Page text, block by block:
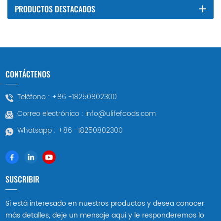
PRODUCTOS DESTACADOS
CONTÁCTENOS
Teléfono : +86 -18250802300
Correo electrónico : info@ulifefoods.com
Whatsapp : +86 -18250802300
SUSCRIBIR
Si está interesado en nuestros productos y desea conocer
más detalles, deje un mensaje aquí y le responderemos lo